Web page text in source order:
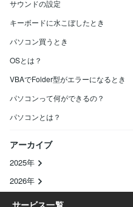
サウンドの設定
キーボードに水こぼしたとき
パソコン買うとき
OSとは？
VBAでFolder型がエラーになるとき
パソコンって何ができるの？
パソコンとは？
アーカイブ
2025年
2026年